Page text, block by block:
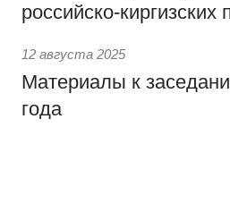
российско-киргизских
12 августа 2025
Материалы к
года